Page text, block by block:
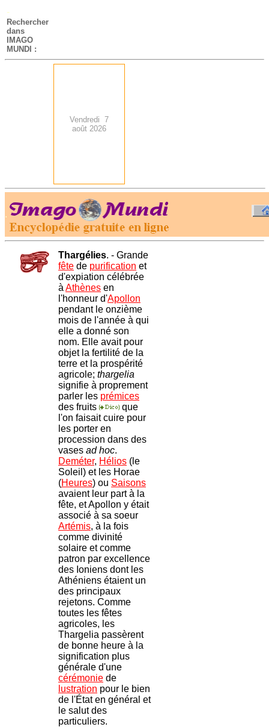
-
Rechercher
dans
IMAGO
MUNDI :
Vendredi 7
août 2026
.
Thargélies. - Grande
fête de purification et
d'expiation célébrée
à Athènes en
l'honneur d'Apollon
pendant le onzième
mois de l'année à qui
elle a donné son
nom. Elle avait pour
objet la fertilité de la
terre et la prospérité
agricole; thargelia
signifie à proprement
parler les prémices
des fruits
que
l'on faisait cuire pour
les porter en
procession dans des
vases ad hoc.
Deméter, Hélios (le
Soleil) et les Horae
(Heures) ou Saisons
avaient leur part à la
fête, et Apollon y était
associé à sa soeur
Artémis, à la fois
comme divinité
solaire et comme
patron par excellence
des Ioniens dont les
Athéniens étaient un
des principaux
rejetons. Comme
toutes les fêtes
agricoles, les
Thargelia passèrent
de bonne heure à la
signification plus
générale d'une
cérémonie de
lustration pour le bien
de l'État en général et
le salut des
particuliers.